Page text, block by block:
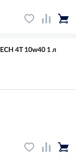
4T 10w40 1 л